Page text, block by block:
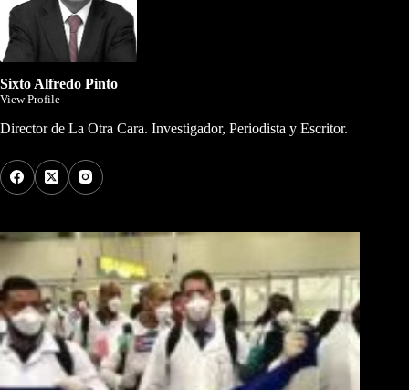
Sixto Alfredo Pinto
View Profile
Director de La Otra Cara. Investigador, Periodista y Escritor.